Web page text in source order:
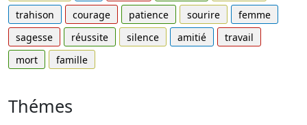
trahison
courage patience sourire
femme
sagesse
réussite silence amitié
travail
mort
famille
Thémes